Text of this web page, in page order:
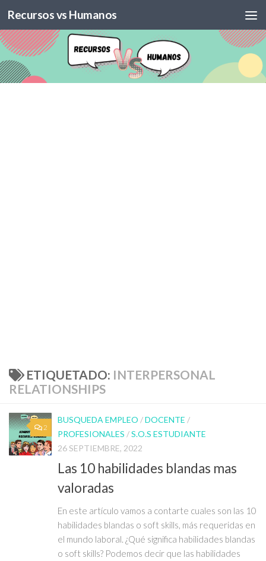
Skip to content
Recursos vs Humanos
ETIQUETADO: INTERPERSONAL
RELATIONSHIPS
2
BUSQUEDA EMPLEO /DOCENTE /
PROFESIONALES /S.O.S ESTUDIANTE
26 SEPTIEMBRE, 2022
Las 10 habilidades blandas mas
valoradas
En este artículo vamos a contarte cuales son las 10
habilidades blandas o soft skills, más requeridas en
el mundo laboral. ¿Qué significa habilidades blandas
o soft skills? Podemos decir que las habilidades